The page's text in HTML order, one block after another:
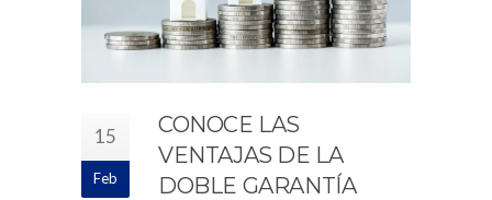
15
Feb
CONOCE LAS
VENTAJAS DE LA
DOBLE GARANTÍA